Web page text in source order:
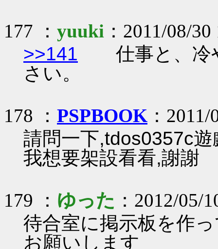
177 ： yuuki ：2011/08/
>>141 仕事と、冷
さい。
178 ： PSPBOOK ：
請問一下,tdos0357c
我想要架設看看,謝謝
179 ： ゆった ：2012/05/
待合室に掲示板を作
お願いします